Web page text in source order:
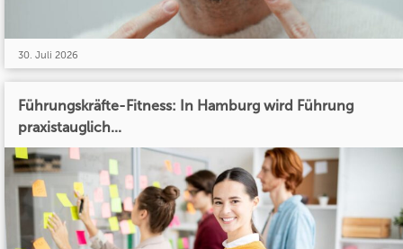
30. Juli 2026
Führungskräfte-Fitness: In Hamburg wird Führung
praxistauglich...